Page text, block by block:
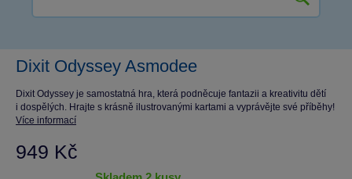
Dixit Odyssey Asmodee
Dixit Odyssey je samostatná hra, která podněcuje fantazii a kreativitu dětí
i dospělých. Hrajte s krásně ilustrovanými kartami a vyprávějte své příběhy!
Více informací
949 Kč